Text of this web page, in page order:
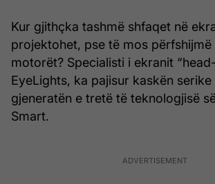
Kur gjithçka tashmë shfaqet në
projektohet, pse të mos përfshijmë
motorët? Specialisti i ekranit
EyeLights, ka pajisur kaskën
gjeneratën e tretë të teknologjisë
Smart.